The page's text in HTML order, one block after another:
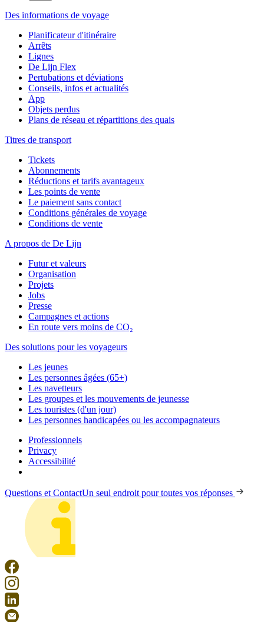
Des informations de voyage
Planificateur d'itinéraire
Arrêts
Lignes
De Lijn Flex
Pertubations et déviations
Conseils, infos et actualités
App
Objets perdus
Plans de réseau et répartitions des quais
Titres de transport
Tickets
Abonnements
Réductions et tarifs avantageux
Les points de vente
Le paiement sans contact
Conditions générales de voyage
Conditions de vente
A propos de De Lijn
Futur et valeurs
Organisation
Projets
Jobs
Presse
Campagnes et actions
En route vers moins de CO₂
Des solutions pour les voyageurs
Les jeunes
Les personnes âgées (65+)
Les navetteurs
Les groupes et les mouvements de jeunesse
Les touristes (d'un jour)
Les personnes handicapées ou les accompagnateurs
Professionnels
Privacy
Accessibilité
Questions et ContactUn seul endroit pour toutes vos réponses